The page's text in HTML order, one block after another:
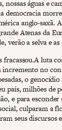
nossas águas e
democracia
anglo-saxã.
Atenas da
verão a selva e
fracassou.A luta
no
o
país, milhões de
e para
culparam a
seus discursos